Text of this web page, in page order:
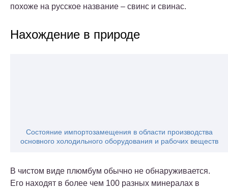
похоже на русское название – свинс и свинас.
Нахождение в природе
Состояние импортозамещения в области производства
основного холодильного оборудования и рабочих веществ
В чистом виде плюмбум обычно не обнаруживается.
Его находят в более чем 100 разных минералах в